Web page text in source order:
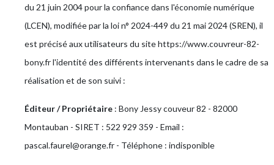
du 21 juin 2004 pour la confiance dans l'économie numérique
(LCEN), modifiée par la loi n° 2024-449 du 21 mai 2024 (SREN), il
est précisé aux utilisateurs du site https://www.couvreur-82-
bony.fr l'identité des différents intervenants dans le cadre de sa
réalisation et de son suivi :
Éditeur / Propriétaire : Bony Jessy couveur 82 - 82000
Montauban - SIRET : 522 929 359 - Email :
pascal.faurel@orange.fr - Téléphone : indisponible